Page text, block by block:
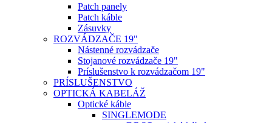
Patch panely
Patch káble
Zásuvky
ROZVÁDZAČE 19"
Nástenné rozvádzače
Stojanové rozvádzače 19"
Príslušenstvo k rozvádzačom 19"
PRÍSLUŠENSTVO
OPTICKÁ KABELÁŽ
Optické káble
SINGLEMODE